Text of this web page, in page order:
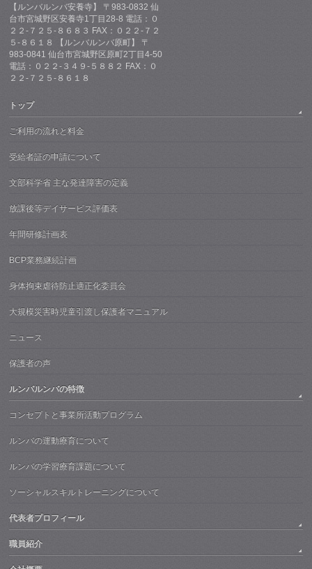
【ルンバルンバ安養寺】 〒983-0832 仙
台市宮城野区安養寺1丁目28-8 電話：０
２２-７２５-８６８３ FAX：０２２-７２
５-８６１８ 【ルンバルンバ原町】 〒
983-0841 仙台市宮城野区原町2丁目4-50
電話：０２２-３４９-５８８２ FAX：０
２２-７２５-８６１８
トップ
ご利用の流れと料金
受給者証の申請について
文部科学省 主な発達障害の定義
放課後等デイサービス評価表
年間研修計画表
BCP業務継続計画
身体拘束虐待防止適正化委員会
大規模災害時児童引渡し保護者マニュアル
ニュース
保護者の声
ルンバルンバの特徴
コンセプトと事業所活動プログラム
ルンバの運動療育について
ルンバの学習療育課題について
ソーシャルスキルトレーニングについて
代表者プロフィール
職員紹介